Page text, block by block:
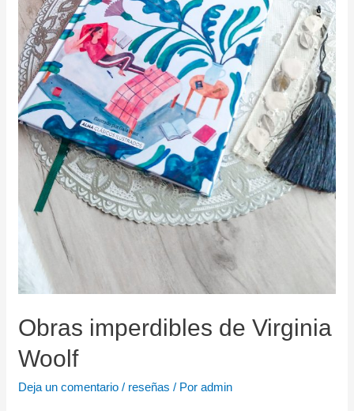
Obras imperdibles de Virginia
Woolf
Deja un comentario / reseñas / Poradmin